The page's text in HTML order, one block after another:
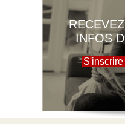
INFOS